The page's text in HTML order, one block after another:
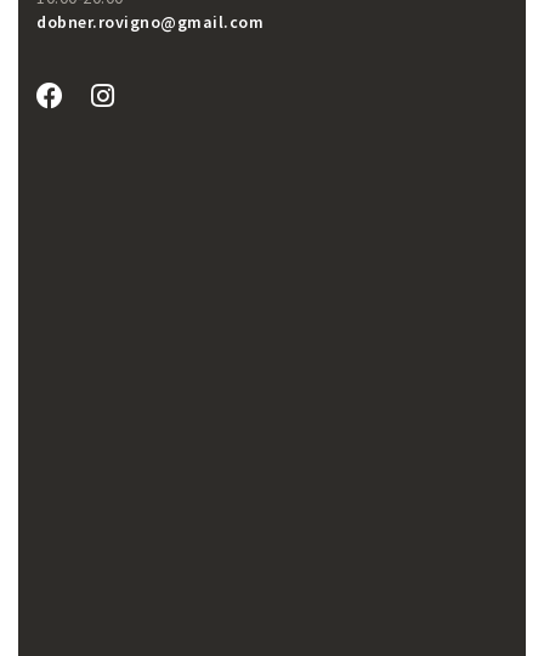
dobner.rovigno@gmail.com